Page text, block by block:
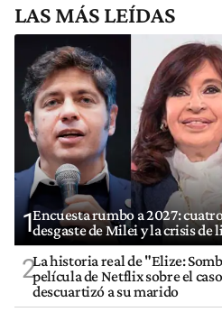
LAS MÁS LEÍDAS
1Encuesta rumbo a 2027:
desgaste de Milei y la crisis
2La historia real de "Elize:
película de Netflix sobre el
descuartizó a su marido